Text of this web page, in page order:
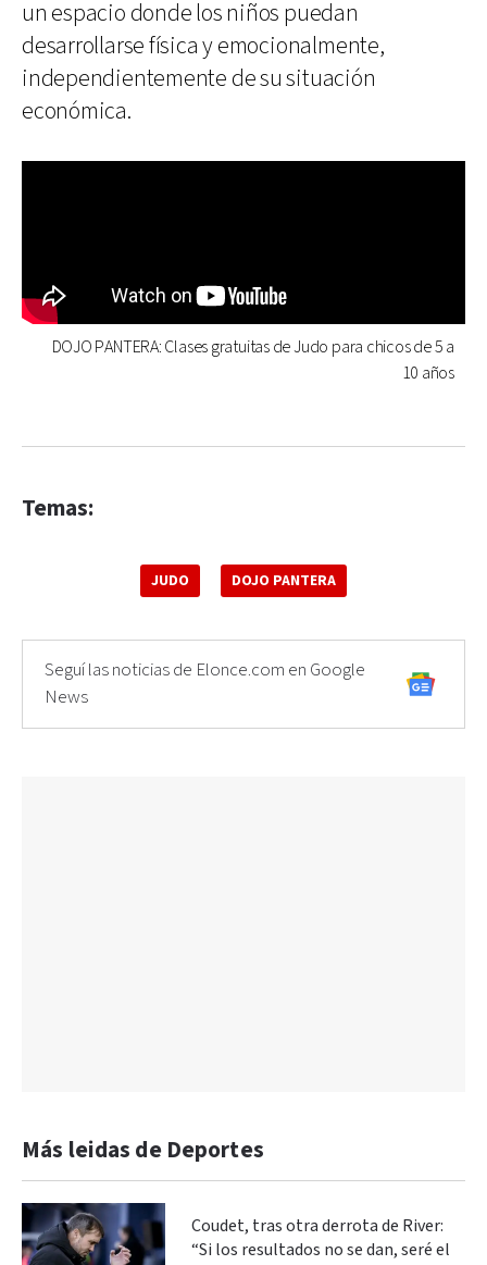
un espacio donde los niños puedan
desarrollarse física y emocionalmente,
independientemente de su situación
económica.
DOJO PANTERA: Clases gratuitas de Judo para chicos de 5 a
10 años
Temas:
JUDO DOJO PANTERA
Seguí las noticias de Elonce.com en Google
News
Más leidas de Deportes
Coudet, tras otra derrota de River:
“Si los resultados no se dan, seré el